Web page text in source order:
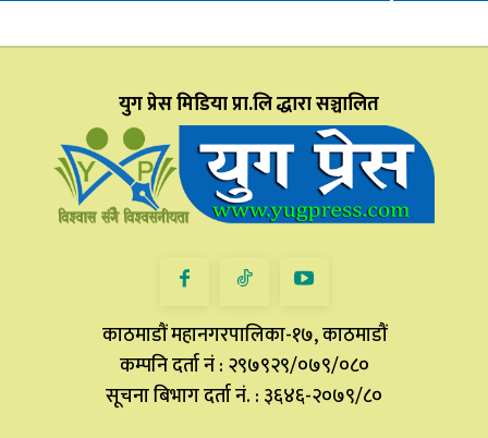
युग प्रेस मिडिया प्रा.लि द्धारा सञ्चालित
काठमाडौं महानगरपालिका-१७, काठमाडौं
कम्पनि दर्ता नं : २९७९२९/०७९/०८०
सूचना बिभाग दर्ता नं. : ३६४६-२०७९/८०